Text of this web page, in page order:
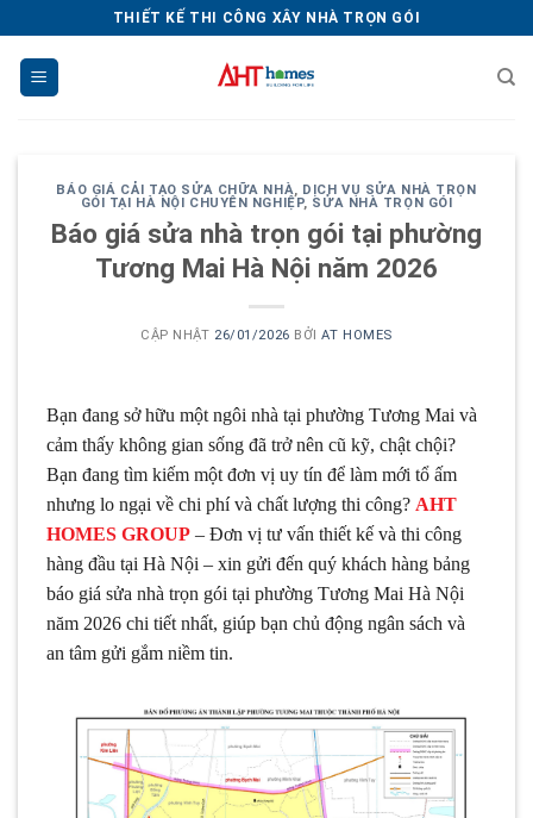
dung
THIẾT KẾ THI CÔNG XÂY NHÀ TRỌN GÓI
BÁO GIÁ CẢI TẠO SỬA CHỮA NHÀ, DỊCH VỤ SỬA NHÀ TRỌN
GÓI TẠI HÀ NỘI CHUYÊN NGHIỆP, SỬA NHÀ TRỌN GÓI
Báo giá sửa nhà trọn gói tại phường
Tương Mai Hà Nội năm 2026
CẬP NHẬT 26/01/2026 BỞIAT HOMES
Bạn đang sở hữu một ngôi nhà tại phường Tương Mai và
cảm thấy không gian sống đã trở nên cũ kỹ, chật chội?
Bạn đang tìm kiếm một đơn vị uy tín để làm mới tổ ấm
nhưng lo ngại về chi phí và chất lượng thi công? AHT
HOMES GROUP – Đơn vị tư vấn thiết kế và thi công
hàng đầu tại Hà Nội – xin gửi đến quý khách hàng bảng
báo giá sửa nhà trọn gói tại phường Tương Mai Hà Nội
năm 2026 chi tiết nhất, giúp bạn chủ động ngân sách và
an tâm gửi gắm niềm tin.